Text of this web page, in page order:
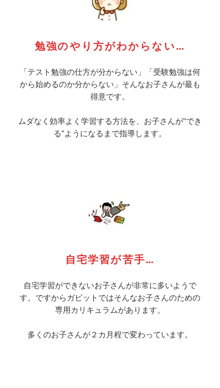
勉強のやり方がわからない…
「テスト勉強の仕方が分からない」「受験勉強は何
から始めるのか分からない」そんなお子さんが最も
得意です。
ムダなく効率よく学習する方法を、お子さんが”でき
る”ようになるまで指導します。
自宅学習が苦手…
自宅学習ができないお子さんが非常に多いようで
す。ですからガビットではそんなお子さんのための
専用カリキュラムがあります。
多くのお子さんが２カ月程で変わっています。